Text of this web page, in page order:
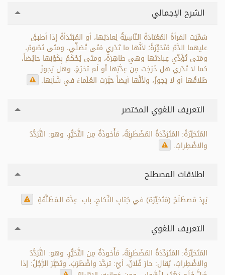
الشرح الإجمالي
سُمِّيَت المَرأةُ المُعْتادَةُ النّاسِيَةُ لِعادَتِها، أو المُبْتَدَأةُ إذا أطبقَ
عليهما الدَّمُ مُتَحَيِّرَةً؛ لأنَّها ما تَدْري مَتَى تُصَلِّي، ومتَى تَصُومُ،
ومَتى تُؤَدِّي عِبادَتَها وهي طاهِرَةٌ، ومتَى يُحْكَمُ بِكَوْنِها حائِضاً،
كما لا تَدْري هل خَرَجَت مِن عِدَّتِها أو لَم تخرُجْ، وهل يَجوزُ
طَلاقُها أو لا يَجوزُ، ولأنَّها أيضاً حَيَّرَت العُلَماءَ في شَأنِها.
التعريف اللغوي المختصر
المُتَحَيِّرَةُ: المُتَرَدِّدَةُ المُضْطَرِبَةُ، مَأْخوذَةٌ مِن التَّحَيُّرِ، وهو: التَّرَدُّدُ
والاضْطِرابُ.
اطلاقات المصطلح
يَرِدُ مُصطَلَحُ (مُتَحَيِّرَة) في كِتابِ النِّكاحِ، باب: عِدَّة الـمُطَلَّقَةِ.
التعريف اللغوي
المُتَحَيِّرَةُ: المُتَرَدِّدَةُ المُضْطَرِبَةُ، مَأْخوذَةٌ مِن التَّحَيُّرِ، وهو: التَّرَدُّدُ
والاضْطِرابُ، يُقال: حارَ فُلانٌ، أيْ: تردَّدَ واضْطَرَبَ، وتَحَيَّرَ الرَّجُلُ: إذا